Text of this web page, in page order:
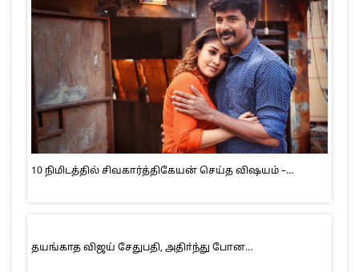
10 நிமிடத்தில் சிவகார்த்திகேயன் செய்த விஷயம் –…
தயங்காத விஜய் சேதுபதி, அதிா்ந்து போன…